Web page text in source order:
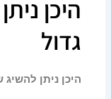
היכן
גדול
היכן ניתן